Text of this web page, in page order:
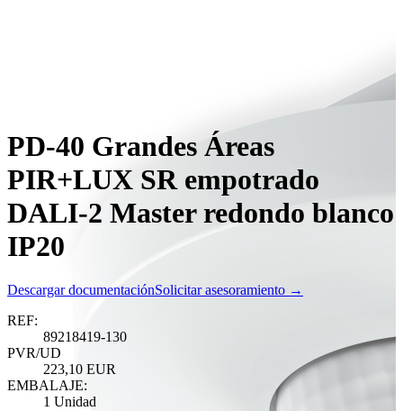
PD-40 Grandes Áreas
PIR+LUX SR empotrado
DALI-2 Master redondo blanco
IP20
Descargar documentaciónSolicitar asesoramiento →
REF:
89218419-130
PVR/UD
223,10 EUR
EMBALAJE:
1 Unidad